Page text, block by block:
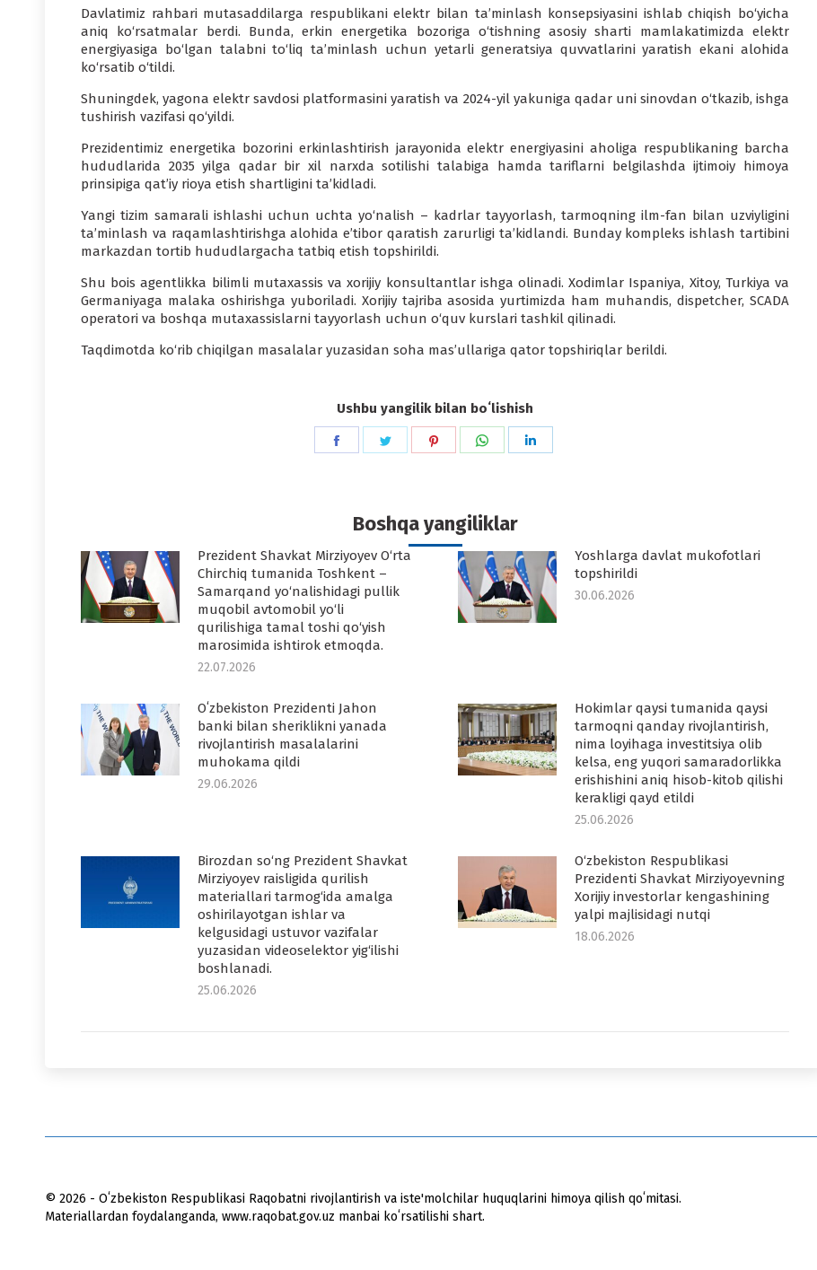
Davlatimiz rahbari mutasaddilarga respublikani elektr bilan ta’minlash konsepsiyasini ishlab chiqish bo‘yicha
aniq ko‘rsatmalar berdi. Bunda, erkin energetika bozoriga o‘tishning asosiy sharti mamlakatimizda elektr
energiyasiga bo‘lgan talabni to‘liq ta’minlash uchun yetarli generatsiya quvvatlarini yaratish ekani alohida
ko‘rsatib o‘tildi.
Shuningdek, yagona elektr savdosi platformasini yaratish va 2024-yil yakuniga qadar uni sinovdan o‘tkazib, ishga
tushirish vazifasi qo‘yildi.
Prezidentimiz energetika bozorini erkinlashtirish jarayonida elektr energiyasini aholiga respublikaning barcha
hududlarida 2035 yilga qadar bir xil narxda sotilishi talabiga hamda tariflarni belgilashda ijtimoiy himoya
prinsipiga qat’iy rioya etish shartligini ta’kidladi.
Yangi tizim samarali ishlashi uchun uchta yo‘nalish – kadrlar tayyorlash, tarmoqning ilm-fan bilan uzviyligini
ta’minlash va raqamlashtirishga alohida e’tibor qaratish zarurligi ta’kidlandi. Bunday kompleks ishlash tartibini
markazdan tortib hududlargacha tatbiq etish topshirildi.
Shu bois agentlikka bilimli mutaxassis va xorijiy konsultantlar ishga olinadi. Xodimlar Ispaniya, Xitoy, Turkiya va
Germaniyaga malaka oshirishga yuboriladi. Xorijiy tajriba asosida yurtimizda ham muhandis, dispetcher, SCADA
operatori va boshqa mutaxassislarni tayyorlash uchun o‘quv kurslari tashkil qilinadi.
Taqdimotda ko‘rib chiqilgan masalalar yuzasidan soha mas’ullariga qator topshiriqlar berildi.
Ushbu yangilik bilan boʻlishish
Share
Share
Share
Share
Boshqa yangiliklar
Prezident Shavkat Mirziyoyev O‘rta
Chirchiq tumanida Toshkent –
Samarqand yo‘nalishidagi pullik
muqobil avtomobil yo‘li
qurilishiga tamal toshi qo‘yish
marosimida ishtirok etmoqda.
22.07.2026
Yoshlarga davlat mukofotlari
topshirildi
30.06.2026
Oʻzbekiston Prezidenti Jahon
banki bilan sheriklikni yanada
rivojlantirish masalalarini
muhokama qildi
29.06.2026
Hokimlar qaysi tumanida qaysi
tarmoqni qanday rivojlantirish,
nima loyihaga investitsiya olib
kelsa, eng yuqori samaradorlikka
erishishini aniq hisob-kitob qilishi
kerakligi qayd etildi
25.06.2026
Birozdan so‘ng Prezident Shavkat
Mirziyoyev raisligida qurilish
materiallari tarmog‘ida amalga
oshirilayotgan ishlar va
kelgusidagi ustuvor vazifalar
yuzasidan videoselektor yig‘ilishi
boshlanadi.
25.06.2026
O‘zbekiston Respublikasi
Prezidenti Shavkat Mirziyoyevning
Xorijiy investorlar kengashining
yalpi majlisidagi nutqi
18.06.2026
© 2026 - Oʻzbekiston Respublikasi Raqobatni rivojlantirish va iste'molchilar huquqlarini himoya qilish qoʻmitasi.
Materiallardan foydalanganda, www.raqobat.gov.uz manbai koʻrsatilishi shart.